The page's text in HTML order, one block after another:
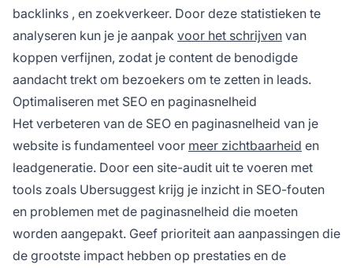
backlinks , en zoekverkeer. Door deze statistieken te
analyseren kun je je aanpak voor het schrijven van
koppen verfijnen, zodat je content de benodigde
aandacht trekt om bezoekers om te zetten in leads.
Optimaliseren met SEO en paginasnelheid
Het verbeteren van de SEO en paginasnelheid van je
website is fundamenteel voor meer zichtbaarheid en
leadgeneratie. Door een site-audit uit te voeren met
tools zoals Ubersuggest krijg je inzicht in SEO-fouten
en problemen met de paginasnelheid die moeten
worden aangepakt. Geef prioriteit aan aanpassingen die
de grootste impact hebben op prestaties en de